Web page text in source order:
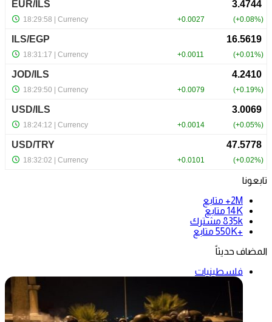
تابعونا
2M+
متابع
14K متابع
835k مشترك
+550K
متابع
المضاف حديثاً
فلسطينيات